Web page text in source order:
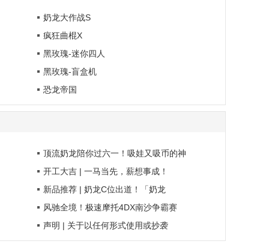
奶龙大作战S
疯狂曲棍X
黑玫瑰-迷你四人
黑玫瑰-盲盒机
恐龙帝国
顶流奶龙陪你过六一！吸娃又吸币的神
开工大吉 | 一马当先，薪想事成！
新品推荐 | 奶龙C位出道！「奶龙
风驰全境！极速摩托4DX南沙争霸赛
声明 | 关于以任何形式使用或抄袭